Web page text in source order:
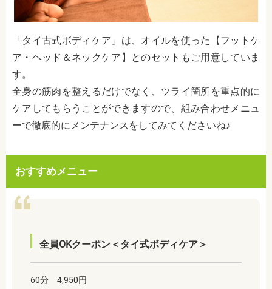
「タイ古式ボディケア」は、オイルを使った【フットケ
ア・ヘッド＆ネックケア】とのセットもご用意していま
す。
全身の筋肉を整えるだけでなく、ツライ箇所を重点的に
ケアしてもらうことができますので、組み合わせメニュ
ーで徹底的にメンテナンスをしてみてくださいね♪
おすすめメニュー
全員OKクーポン＜タイ式ボディケア＞
60分 4,950円